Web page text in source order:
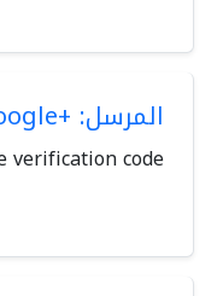
المرسل: +Google
verification code.